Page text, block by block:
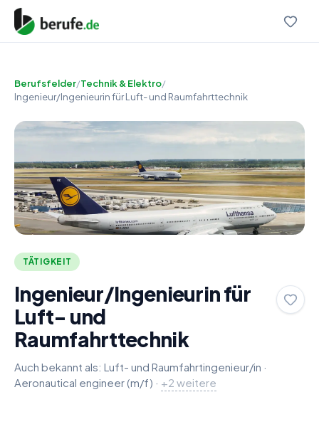
Berufsfelder/Technik & Elektro/
Ingenieur/Ingenieurin für Luft- und Raumfahrttechnik
TÄTIGKEIT
Ingenieur/Ingenieurin für
Luft- und
Raumfahrttechnik
Auch bekannt als: Luft- und Raumfahrtingenieur/in ·
Aeronautical engineer (m/f) Aerospace engineer (m/f)
Spacecraft systems engineer
· +2 weitere